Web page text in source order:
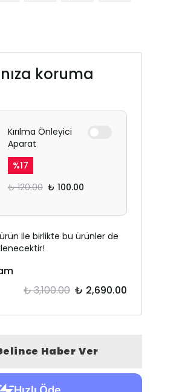
koruma
Kırılma Önleyici
Aparat
%17
₺ 120.00 ₺ 100.00
ile birlikte bu ürünler de
₺ 3,100.00 ₺ 2,690.00
Haber Ver